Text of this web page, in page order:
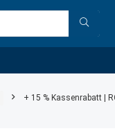
+ 15 % Kassenrabatt |